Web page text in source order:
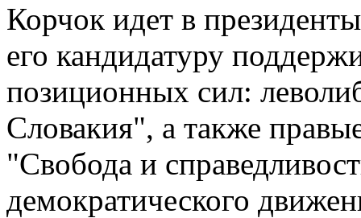
Корчок идет в
его кандидатуру
позиционных сил:
Словакия", а также
"Свобода и
демократического